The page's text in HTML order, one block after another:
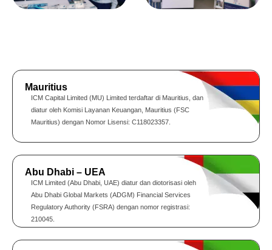
Mauritius
ICM Capital Limited (MU) Limited terdaftar di Mauritius, dan
diatur oleh Komisi Layanan Keuangan, Mauritius (FSC
Mauritius) dengan Nomor Lisensi: C118023357.
Abu Dhabi – UEA
ICM Limited (Abu Dhabi, UAE) diatur dan diotorisasi oleh
Abu Dhabi Global Markets (ADGM) Financial Services
Regulatory Authority (FSRA) dengan nomor registrasi:
210045.